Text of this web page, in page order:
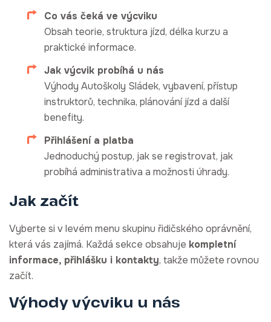
Co vás čeká ve výcviku
Obsah teorie, struktura jízd, délka kurzu a
praktické informace.
Jak výcvik probíhá u nás
Výhody Autoškoly Sládek, vybavení, přístup
instruktorů, technika, plánování jízd a další
benefity.
Přihlášení a platba
Jednoduchý postup, jak se registrovat, jak
probíhá administrativa a možnosti úhrady.
Jak začít
Vyberte si v levém menu skupinu řidičského oprávnění,
která vás zajímá. Každá sekce obsahuje kompletní
informace, přihlášku i kontakty, takže můžete rovnou
začít.
Výhody výcviku u nás